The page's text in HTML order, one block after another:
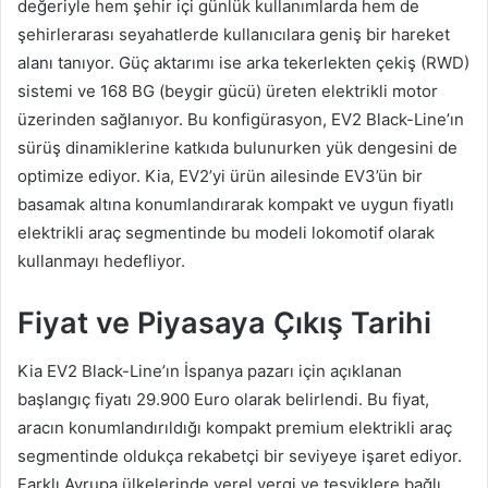
değeriyle hem şehir içi günlük kullanımlarda hem de
şehirlerarası seyahatlerde kullanıcılara geniş bir hareket
alanı tanıyor. Güç aktarımı ise arka tekerlekten çekiş (RWD)
sistemi ve 168 BG (beygir gücü) üreten elektrikli motor
üzerinden sağlanıyor. Bu konfigürasyon, EV2 Black-Line’ın
sürüş dinamiklerine katkıda bulunurken yük dengesini de
optimize ediyor. Kia, EV2’yi ürün ailesinde EV3’ün bir
basamak altına konumlandırarak kompakt ve uygun fiyatlı
elektrikli araç segmentinde bu modeli lokomotif olarak
kullanmayı hedefliyor.
Fiyat ve Piyasaya Çıkış Tarihi
Kia EV2 Black-Line’ın İspanya pazarı için açıklanan
başlangıç fiyatı 29.900 Euro olarak belirlendi. Bu fiyat,
aracın konumlandırıldığı kompakt premium elektrikli araç
segmentinde oldukça rekabetçi bir seviyeye işaret ediyor.